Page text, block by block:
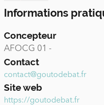
réaliser les expériences
du jeu.
Informations
Concepteur
AFOCG 01 -
Contact
contact@goutodebat.fr
Site web
https://goutodebat.fr